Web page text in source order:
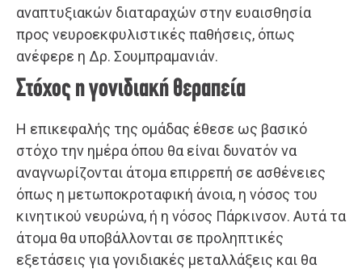
αναπτυξιακών διαταραχών στην ευαισθησία
προς νευροεκφυλιστικές παθήσεις, όπως
ανέφερε η Δρ. Σουμπραμανιάν.
Στόχος η γονιδιακή θεραπεία
Η επικεφαλής της ομάδας έθεσε ως βασικό
στόχο την ημέρα όπου θα είναι δυνατόν να
αναγνωρίζονται άτομα επιρρεπή σε ασθένειες
όπως η μετωποκροταφική άνοια, η νόσος του
κινητικού νευρώνα, ή η νόσος Πάρκινσον. Αυτά τα
άτομα θα υποβάλλονται σε προληπτικές
εξετάσεις για γονιδιακές μεταλλάξεις και θα